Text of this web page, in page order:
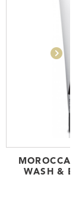
WASH &